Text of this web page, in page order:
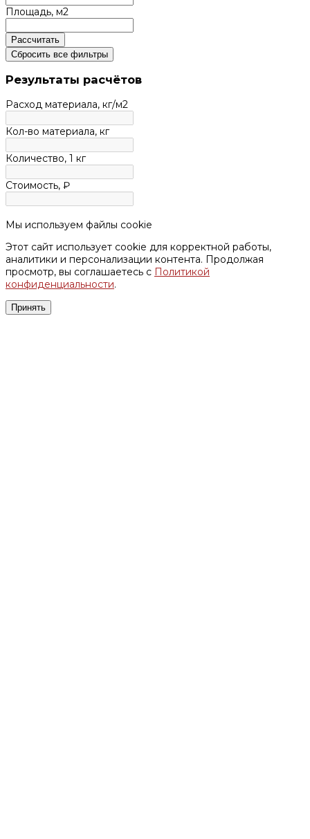
Площадь, м2
Рассчитать
Сбросить все фильтры
Результаты расчётов
Расход материала, кг/м2
Кол-во материала, кг
Количество, 1 кг
Стоимость, ₽
Мы используем файлы cookie
Этот сайт использует cookie для корректной работы,
аналитики и персонализации контента. Продолжая
просмотр, вы соглашаетесь с Политикой
конфиденциальности.
Принять